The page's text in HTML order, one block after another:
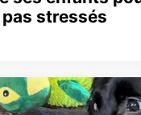
stressés